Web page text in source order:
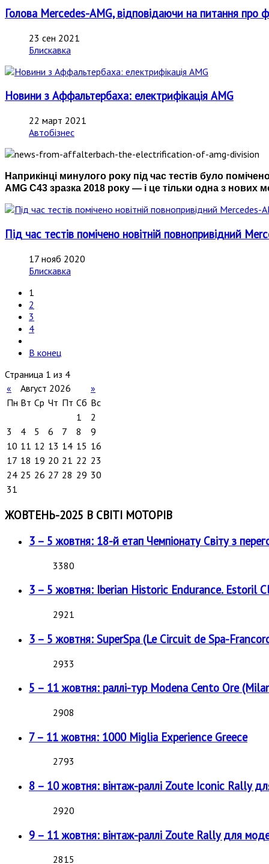
Голова Mercedes-AMG, відповідаючи на питання про
23 сен 2021
Блискавка
Новини з Аффальтербаха: електрифікація AMG
22 март 2021
Автобізнес
Наприкінці минулого року під час тестів було
AMG C43 зразка 2018 року — і це тільки одна з
Під час тестів помічено новітній повнопривідний
17 нояб 2020
Блискавка
1
2
3
4
В конец
Страница 1 из 4
«
Август 2026
»
Пн Вт Ср Чт Пт Сб Вс
1
2
3
4 5 6 7 8
9
10 11 12 13 14 15 16
17 18 19 20 21 22 23
24 25 26 27 28 29 30
31
ЖОВТЕНЬ-2025 В СВІТІ МОТОРІВ
3 – 5 жовтня: 18-й етап Чемпіонату Світу з
3380
3 – 5 жовтня: Iberian Historic Endurance. Estoril
2921
3 – 5 жовтня: SuperSpa (Le Circuit de Spa-
2933
5 – 11 жовтня: раллі-тур Modena Cento Ore
2908
7 – 11 жовтня: 1000 Miglia Experience Greece
2793
8 – 10 жовтня: вінтаж-раллі Zoute Iconic Rally
2920
9 – 11 жовтня: вінтаж-раллі Zoute Rally для
2815